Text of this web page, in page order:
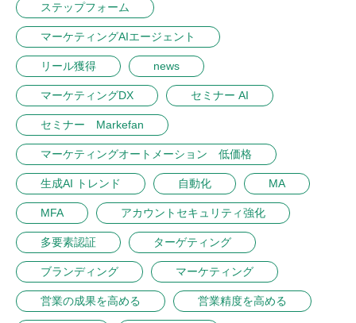
ステップフォーム
マーケティングAIエージェント
リール獲得 news
マーケティングDX セミナー AI
セミナー Markefan
マーケティングオートメーション 低価格
生成AI トレンド 自動化 MA
MFA アカウントセキュリティ強化
多要素認証 ターゲティング
ブランディング マーケティング
営業の成果を高める 営業精度を高める